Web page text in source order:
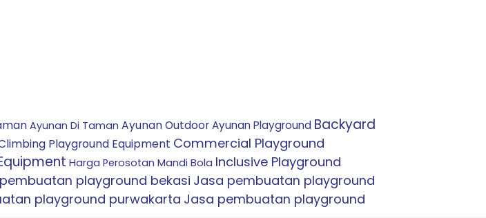
layanan yang kami sediakan Anda tak perlu repot lagi kesana
adalah yang terbaik dibandingkan yang lain. Semua penawaran
Anda yang ingin menjalankan bisnis playground.
siap mengerjakan semua kebutuhan Anda ke seluruh Indonesia.
kepercayaannya kepada kami dan semuanya berjalan lancar.
semuanya.
segera hubungi kami, dan dengan itu Anda akan mendapatkan
Ayunan Di Taman Ayunan OutdoorAyunan Playground Backyard
Playground Equipment Commercial Playground
Harga Perosotan Mandi Bola Inclusive Playground
playground bekasi Jasa pembuatan playground
playground purwakarta Jasa pembuatan playground